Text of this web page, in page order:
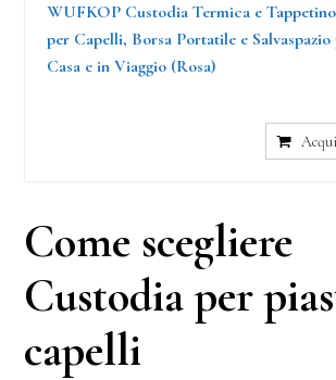
WUFKOP Custodia Termica e
per Capelli, Borsa Portatile e
Casa e in Viaggio (Rosa)
Come scegliere
Custodia per
capelli